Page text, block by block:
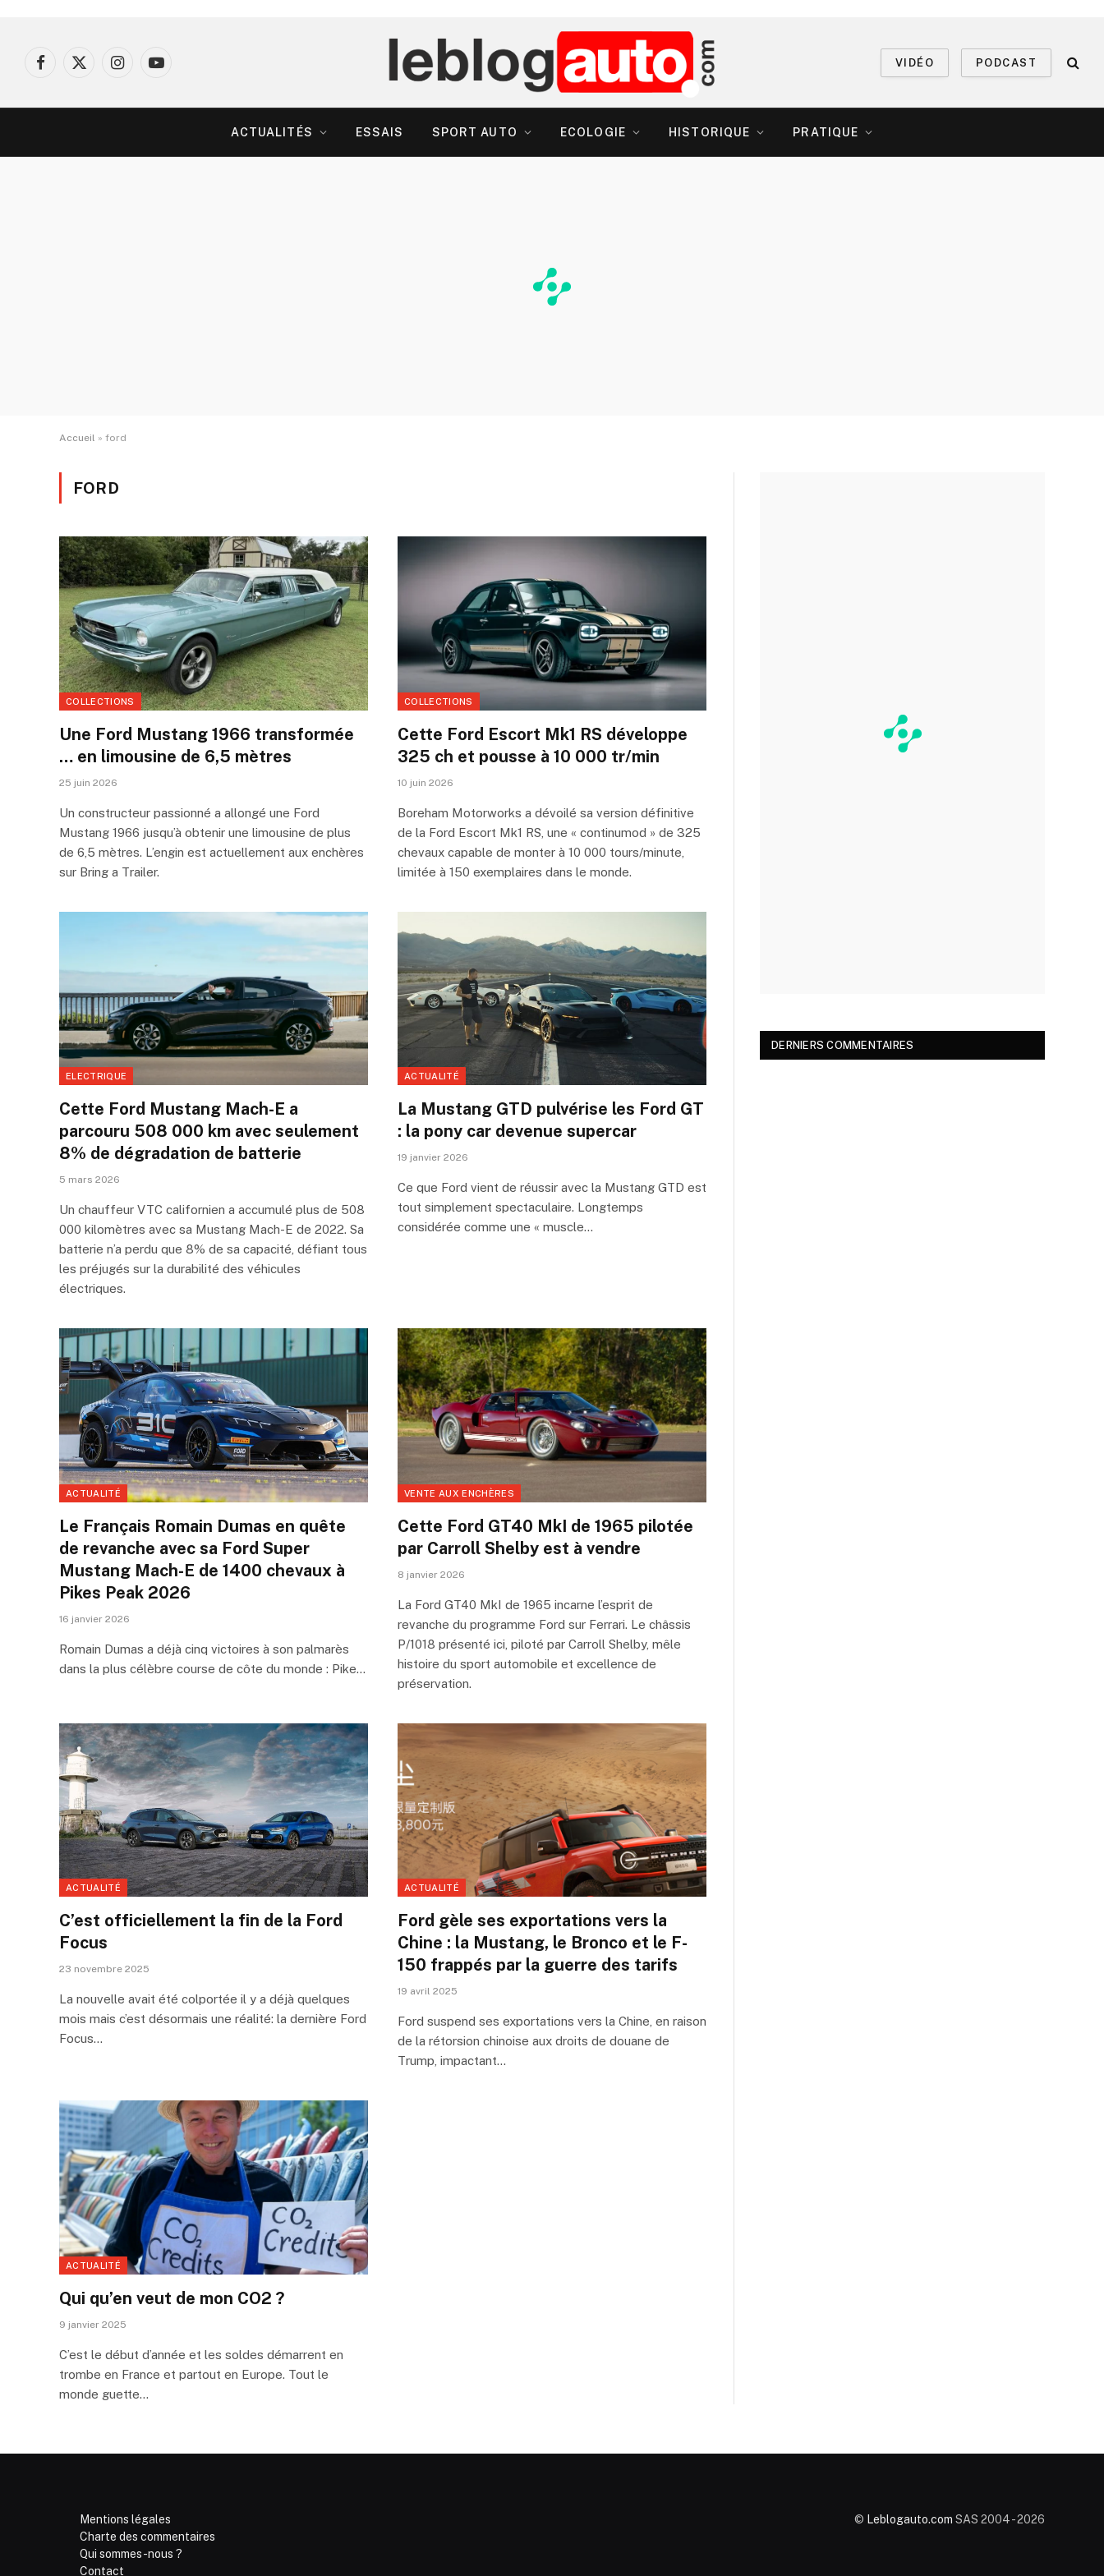
Facebook
X
InstagramYouTube
VIDÉO PODCAST
ACTUALITÉS ESSAIS SPORT AUTO ECOLOGIE HISTORIQUE PRATIQUE
Accueil » ford
FORD
COLLECTIONS
Une Ford Mustang 1966 transformée
… en limousine de 6,5 mètres
25 juin 2026
Un constructeur passionné a allongé une Ford
Mustang 1966 jusqu’à obtenir une limousine de plus
de 6,5 mètres. L’engin est actuellement aux enchères
sur Bring a Trailer.
COLLECTIONS
Cette Ford Escort Mk1 RS développe
325 ch et pousse à 10 000 tr/min
10 juin 2026
Boreham Motorworks a dévoilé sa version définitive
de la Ford Escort Mk1 RS, une « continumod » de 325
chevaux capable de monter à 10 000 tours/minute,
limitée à 150 exemplaires dans le monde.
ELECTRIQUE
Cette Ford Mustang Mach-E a
parcouru 508 000 km avec seulement
8% de dégradation de batterie
5 mars 2026
Un chauffeur VTC californien a accumulé plus de 508
000 kilomètres avec sa Mustang Mach-E de 2022. Sa
batterie n’a perdu que 8% de sa capacité, défiant tous
les préjugés sur la durabilité des véhicules
électriques.
ACTUALITÉ
La Mustang GTD pulvérise les Ford GT
: la pony car devenue supercar
19 janvier 2026
Ce que Ford vient de réussir avec la Mustang GTD est
tout simplement spectaculaire. Longtemps
considérée comme une « muscle…
ACTUALITÉ
Le Français Romain Dumas en quête
de revanche avec sa Ford Super
Mustang Mach-E de 1400 chevaux à
Pikes Peak 2026
16 janvier 2026
Romain Dumas a déjà cinq victoires à son palmarès
dans la plus célèbre course de côte du monde : Pike…
VENTE AUX ENCHÈRES
Cette Ford GT40 MkI de 1965 pilotée
par Carroll Shelby est à vendre
8 janvier 2026
La Ford GT40 MkI de 1965 incarne l’esprit de
revanche du programme Ford sur Ferrari. Le châssis
P/1018 présenté ici, piloté par Carroll Shelby, mêle
histoire du sport automobile et excellence de
préservation.
ACTUALITÉ
C’est officiellement la fin de la Ford
Focus
23 novembre 2025
La nouvelle avait été colportée il y a déjà quelques
mois mais c’est désormais une réalité: la dernière Ford
Focus…
ACTUALITÉ
Ford gèle ses exportations vers la
Chine : la Mustang, le Bronco et le F-
150 frappés par la guerre des tarifs
19 avril 2025
Ford suspend ses exportations vers la Chine, en raison
de la rétorsion chinoise aux droits de douane de
Trump, impactant…
ACTUALITÉ
Qui qu’en veut de mon CO2 ?
9 janvier 2025
C’est le début d’année et les soldes démarrent en
trombe en France et partout en Europe. Tout le
monde guette…
DERNIERS COMMENTAIRES
Mentions légales
Charte des commentaires
Qui sommes-nous ?
Contact
© Leblogauto.com SAS 2004 - 2026